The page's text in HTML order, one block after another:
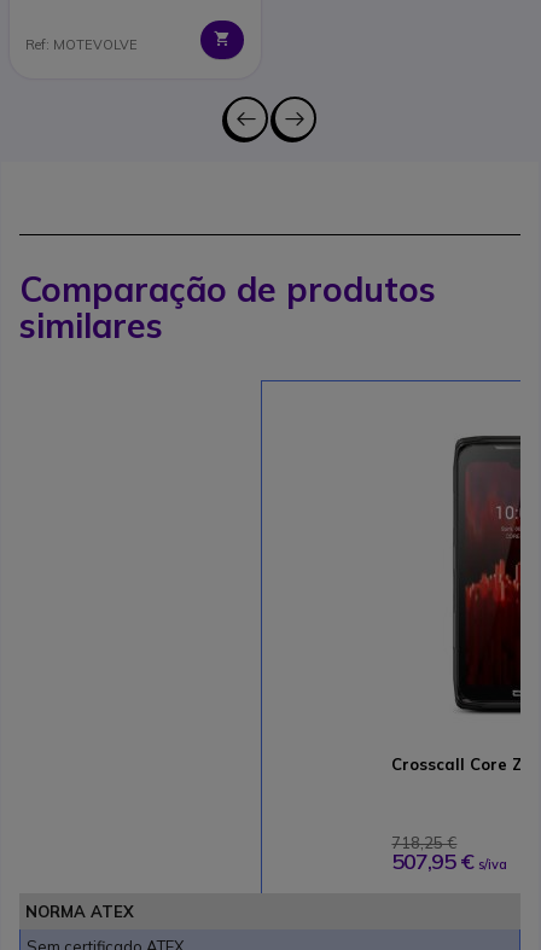
Ref: MOTEVOLVE
Comparação de produtos
similares
Crosscall Core Z5
718,25 €
507,95 € s/iva
NORMA ATEX